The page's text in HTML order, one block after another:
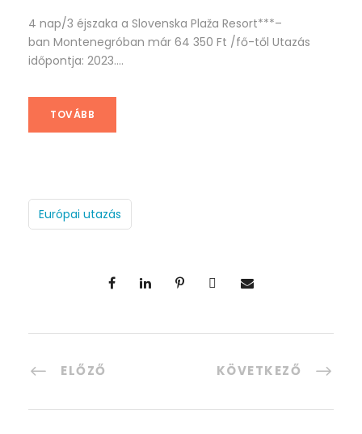
4 nap/3 éjszaka a Slovenska Plaža Resort***–
ban Montenegróban már 64 350 Ft /fő-től Utazás
időpontja: 2023....
TOVÁBB
Európai utazás
ELŐZŐ KÖVETKEZŐ